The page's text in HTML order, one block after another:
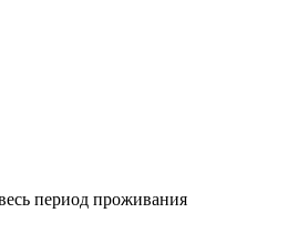
период проживания